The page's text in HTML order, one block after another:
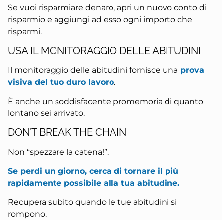
Se vuoi risparmiare denaro, apri un nuovo conto di
risparmio e aggiungi ad esso ogni importo che
risparmi.
USA IL MONITORAGGIO DELLE ABITUDINI
Il monitoraggio delle abitudini fornisce una prova
visiva del tuo duro lavoro.
È anche un soddisfacente promemoria di quanto
lontano sei arrivato.
DON’T BREAK THE CHAIN
Non “spezzare la catena!”.
Se perdi un giorno, cerca di tornare il più
rapidamente possibile alla tua abitudine.
Recupera subito quando le tue abitudini si
rompono.